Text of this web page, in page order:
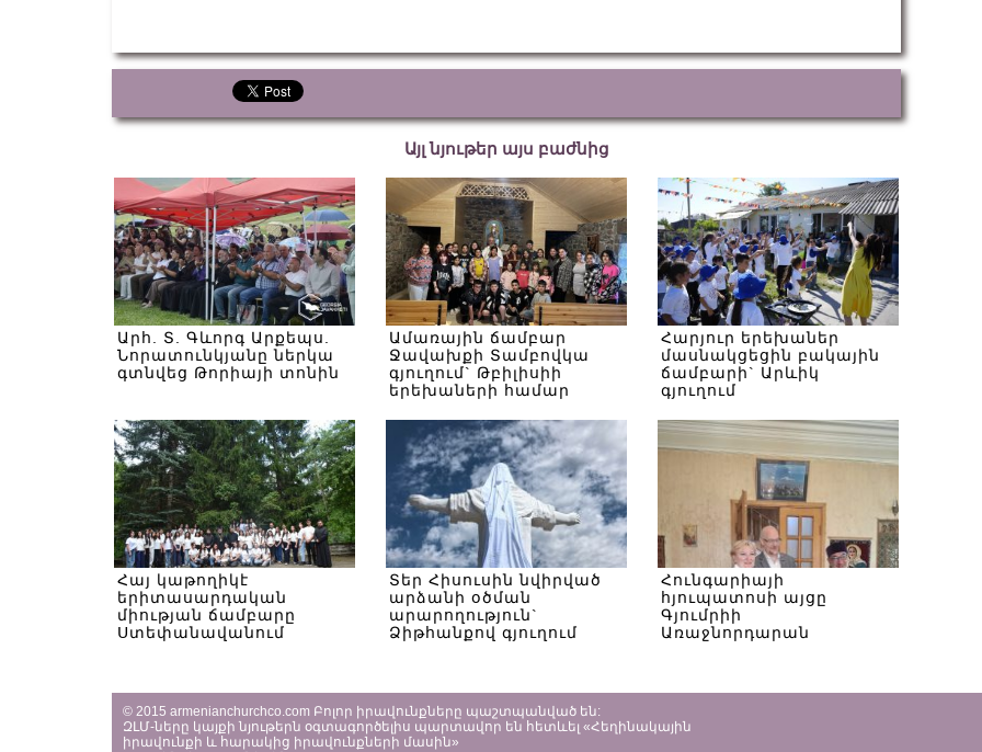
Այլ նյութեր այս բաժնից
Արհ. Տ. Գևորգ Արքեպս.
Նորատունկյանը ներկա
գտնվեց Թորիայի տոնին
Ամառային ճամբար
Ջավախքի Տամբովկա
գյուղում` Թբիլիսիի
երեխաների համար
Հարյուր երեխաներ
մասնակցեցին բակային
ճամբարի` Արևիկ
գյուղում
Հայ կաթողիկէ
երիտասարդական
միության ճամբարը
Ստեփանավանում
Տեր Հիսուսին նվիրված
արձանի օծման
արարողություն`
Ձիթհանքով գյուղում
Հունգարիայի
հյուպատոսի այցը
Գյումրիի
Առաջնորդարան
© 2015 armenianchurchco.com Բոլոր իրավունքները պաշտպանված են:
ԶԼՄ-ները կայքի նյութերն օգտագործելիս պարտավոր են հետևել «Հեղինակային
իրավունքի և հարակից իրավունքների մասին»